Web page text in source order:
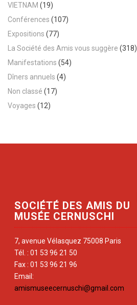
VIETNAM (19)
Conférences (107)
Expositions (77)
La Société des Amis vous suggère (318)
Manifestations (54)
Dîners annuels (4)
Non classé (17)
Voyages (12)
SOCIÉTÉ DES AMIS DU
MUSÉE CERNUSCHI
7, avenue Vélasquez 75008 Paris
Tél. : 01 53 96 21 50
Fax : 01 53 96 21 96
Email:
amismuseecernuschi@gmail.com